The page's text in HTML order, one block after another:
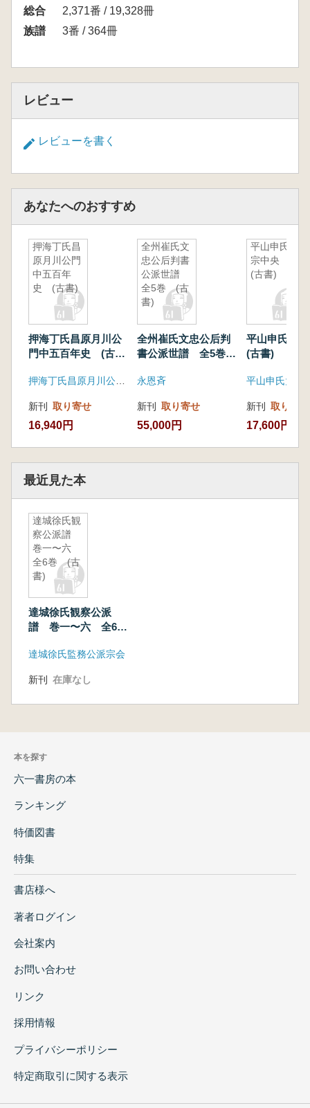
総合
2,371番 / 19,328冊
族譜
3番 / 364冊
レビュー
レビューを書く
あなたへのおすすめ
押海丁氏昌
原月川公門
中五百年
史 (古書)
押海丁氏昌原月川公
門中五百年史 (古
新刊 取り寄せ
16,940円
全州崔氏文
忠公后判書
公派世譜
全5巻 (古
書)
全州崔氏文忠公后判
書公派世譜 全5巻
永恩斉
新刊 取り寄せ
55,000円
平山申氏大
宗中央
(古書)
平山申氏大
(古書)
平山申氏大宗
新刊 取り寄せ
17,600円
最近見た本
達城徐氏観
察公派譜
巻一〜六
全6巻 (古
書)
達城徐氏観察公派
譜 巻一〜六 全6
達城徐氏監務公派宗会
新刊 在庫なし
本を探す
六一書房の本
ランキング
特価図書
特集
書店様へ
著者ログイン
会社案内
お問い合わせ
リンク
採用情報
プライバシーポリシー
特定商取引に関する表示